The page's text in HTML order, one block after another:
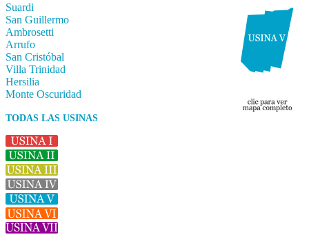
Suardi
San Guillermo
Ambrosetti
Arrufo
San Cristóbal
Villa Trinidad
Hersilia
Monte Oscuridad
TODAS LAS USINAS